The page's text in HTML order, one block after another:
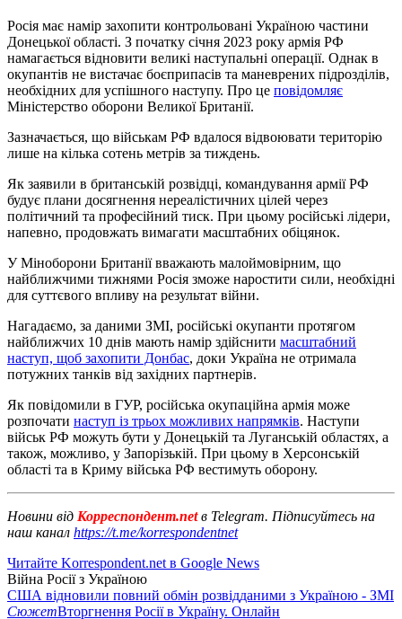
Росія має намір захопити контрольовані Україною частини
Донецької області. З початку січня 2023 року армія РФ
намагається відновити великі наступальні операції. Однак в
окупантів не вистачає боєприпасів та маневрених підрозділів,
необхідних для успішного наступу. Про це повідомляє
Міністерство оборони Великої Британії.
Зазначається, що військам РФ вдалося відвоювати територію
лише на кілька сотень метрів за тиждень.
Як заявили в британській розвідці, командування армії РФ
будує плани досягнення нереалістичних цілей через
політичний та професійний тиск. При цьому російські лідери,
напевно, продовжать вимагати масштабних обіцянок.
У Міноборони Британії вважають малоймовірним, що
найближчими тижнями Росія зможе наростити сили, необхідні
для суттєвого впливу на результат війни.
Нагадаємо, за даними ЗМІ, російські окупанти протягом
найближчих 10 днів мають намір здійснити масштабний
наступ, щоб захопити Донбас, доки Україна не отримала
потужних танків від західних партнерів.
Як повідомили в ГУР, російська окупаційна армія може
розпочати наступ із трьох можливих напрямків. Наступи
військ РФ можуть бути у Донецькій та Луганській областях, а
також, можливо, у Запорізькій. При цьому в Херсонській
області та в Криму війська РФ вестимуть оборону.
Новини від Корреспондент.netв Telegram. Підписуйтесь на
наш канал https://t.me/korrespondentnet
Читайте Korrespondent.net в Google News
Війна Росії з Україною
США відновили повний обмін розвідданими з Україною - ЗМІ
СюжетВторгнення Росії в Україну. Онлайн